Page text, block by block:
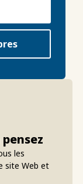
les
site Web et